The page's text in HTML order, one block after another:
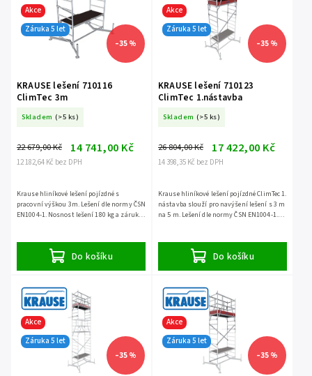
Akce
Záruka 5 let
–35 %
KRAUSE lešení 710116
ClimTec 3m
Skladem (>5 ks)
12 182,64 Kč bez DPH
22 679,00 Kč 14 741,00 Kč
Do košíku
Krause hliníkové lešení pojízdné s
pracovní výškou 3m. Lešení dle normy ČSN
EN1004-1. Nosnost lešení 180 kg a záruka
Akce
Záruka 5 let
–35 %
KRAUSE lešení 710123
ClimTec 1.nástavba
Skladem (>5 ks)
14 398,35 Kč bez DPH
26 804,00 Kč 17 422,00 Kč
Do košíku
Krause hliníkové lešení pojízdné ClimTec 1.
nástavba slouží pro navýšení lešení s 3 m
na 5 m. Lešení dle normy ČSN EN1004-1.
Akce
Záruka 5 let
–35 %
Akce
Záruka 5 let
–35 %